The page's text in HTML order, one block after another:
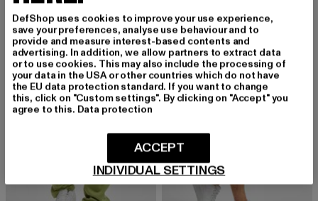
-47% -60%
DefShop uses cookies to improve your use experience,
save your preferences, analyse use behaviour and to
provide and measure interest-based contents and
advertising. In addition, we allow partners to extract data
or to use cookies. This may also include the processing of
your data in the USA or other countries which do not have
the EU data protection standard. If you want to change
this, click on "Custom settings". By clicking on "Accept" you
agree to this. Data protection
INDIVIDUAL SETTINGS
ACCEPT